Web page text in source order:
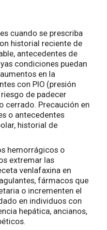
cuando se prescriba
historial reciente de
antecedentes de
condiciones puedan
en la
con PIO (presión
de padecer
cerrado. Precaución en
o antecedentes
historial de
hemorrágicos o
extremar las
venlafaxina en
fármacos que
o incrementen el
en individuos con
hepática, ancianos,